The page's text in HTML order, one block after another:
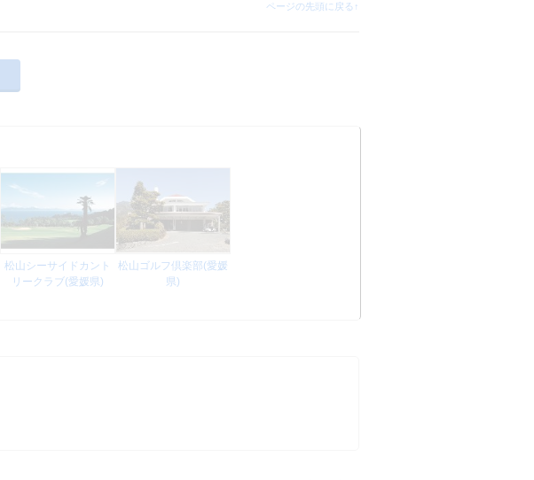
ページの先頭に戻る↑
松山シーサイドカント
リークラブ(愛媛県)
松山ゴルフ倶楽部(愛媛
県)